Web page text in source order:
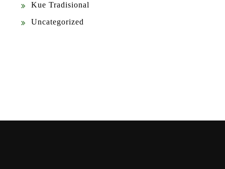
Kue Tradisional
Uncategorized